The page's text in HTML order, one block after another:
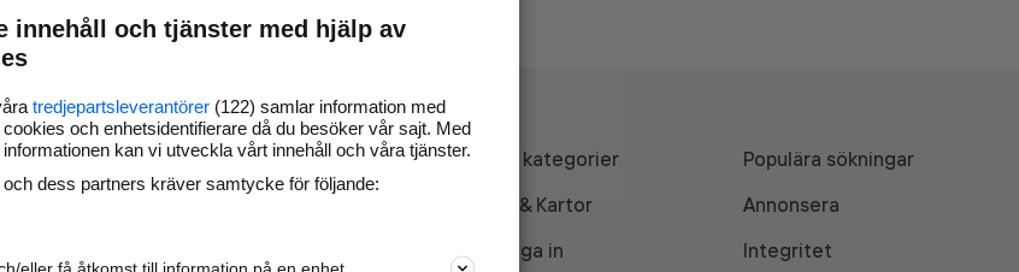
Marknadsför företaget på
Alla kategorier
Populära sökningar
API & Kartor
Annonsera
Logga in
Integritet
innehåll och tjänster med hjälp av
tredjepartsleverantörer (122) samlar information med
cookies och enhetsidentifierare då du besöker vår sajt. Med
informationen kan vi utveckla vårt innehåll och våra tjänster.
och dess partners kräver samtycke för följande:
eller få åtkomst till information på en enhet